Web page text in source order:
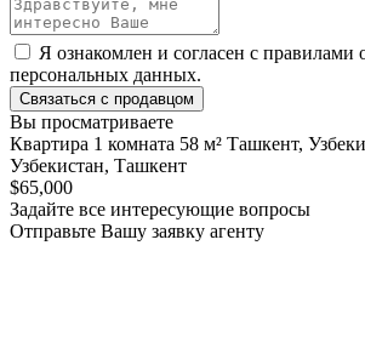
Я ознакомлен и согласен с правилами
персональных данных.
Связаться с продавцом
Вы просматриваете
Квартира 1 комната 58 м² Ташкент,
Узбекистан, Ташкент
$65,000
Задайте все интересующие вопросы
Отправьте Вашу заявку агенту